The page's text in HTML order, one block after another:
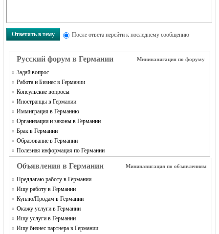
Ответить в тему После ответа перейти к последнему сообщению
Русский форум в Германии Мининавигация по форуму
Задай вопрос
Работа и Бизнес в Германии
Консульские вопросы
Иностранцы в Германии
Иммиграция в Германию
Организации и законы в Германии
Брак в Германии
Образование в Германии
Полезная информация по Германии
Объявления в Германии Мининавигация по объявлениям
Предлагаю работу в Германии
Ищу работу в Германии
Куплю/Продам в Германии
Окажу услуги в Германии
Ищу услуги в Германии
Ищу бизнес партнера в Германии